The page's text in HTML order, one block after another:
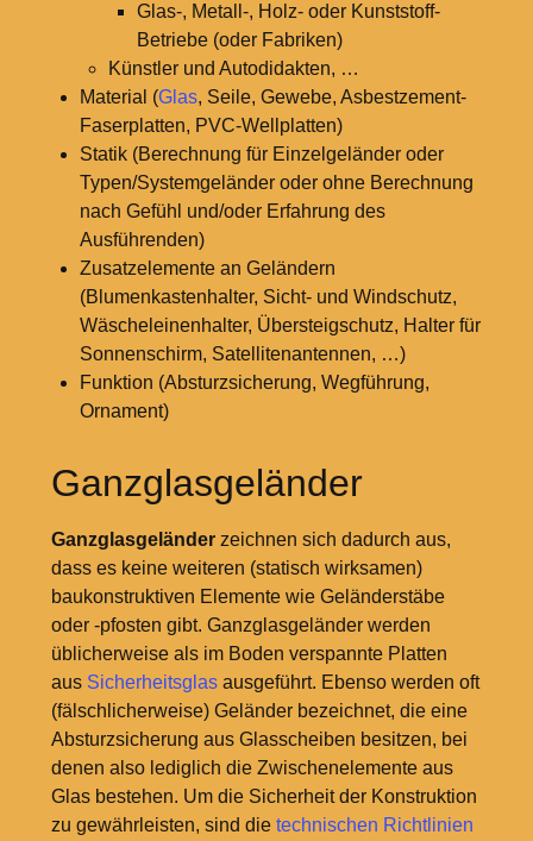
Glas-, Metall-, Holz- oder Kunststoff-
Betriebe (oder Fabriken)
Künstler und Autodidakten, …
Material (Glas, Seile, Gewebe, Asbestzement-
Faserplatten, PVC-Wellplatten)
Statik (Berechnung für Einzelgeländer oder
Typen/Systemgeländer oder ohne Berechnung
nach Gefühl und/oder Erfahrung des
Ausführenden)
Zusatzelemente an Geländern
(Blumenkastenhalter, Sicht- und Windschutz,
Wäscheleinenhalter, Übersteigschutz, Halter für
Sonnenschirm, Satellitenantennen, …)
Funktion (Absturzsicherung, Wegführung,
Ornament)
Ganzglasgeländer
Ganzglasgeländerzeichnen sich dadurch aus,
dass es keine weiteren (statisch wirksamen)
baukonstruktiven Elemente wie Geländerstäbe
oder -pfosten gibt. Ganzglasgeländer werden
üblicherweise als im Boden verspannte Platten
aus Sicherheitsglasausgeführt. Ebenso werden oft
(fälschlicherweise) Geländer bezeichnet, die eine
Absturzsicherung aus Glasscheiben besitzen, bei
denen also lediglich die Zwischenelemente aus
Glas bestehen. Um die Sicherheit der Konstruktion
zu gewährleisten, sind die technischen Richtlinien